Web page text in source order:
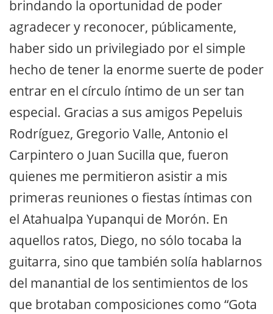
brindando la oportunidad de poder
agradecer y reconocer, públicamente,
haber sido un privilegiado por el simple
hecho de tener la enorme suerte de poder
entrar en el círculo íntimo de un ser tan
especial. Gracias a sus amigos Pepeluis
Rodríguez, Gregorio Valle, Antonio el
Carpintero o Juan Sucilla que, fueron
quienes me permitieron asistir a mis
primeras reuniones o fiestas íntimas con
el Atahualpa Yupanqui de Morón. En
aquellos ratos, Diego, no sólo tocaba la
guitarra, sino que también solía hablarnos
del manantial de los sentimientos de los
que brotaban composiciones como “Gota